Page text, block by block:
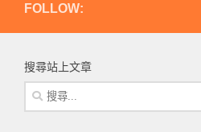
FOLLOW:
搜尋站上文章
搜
尋